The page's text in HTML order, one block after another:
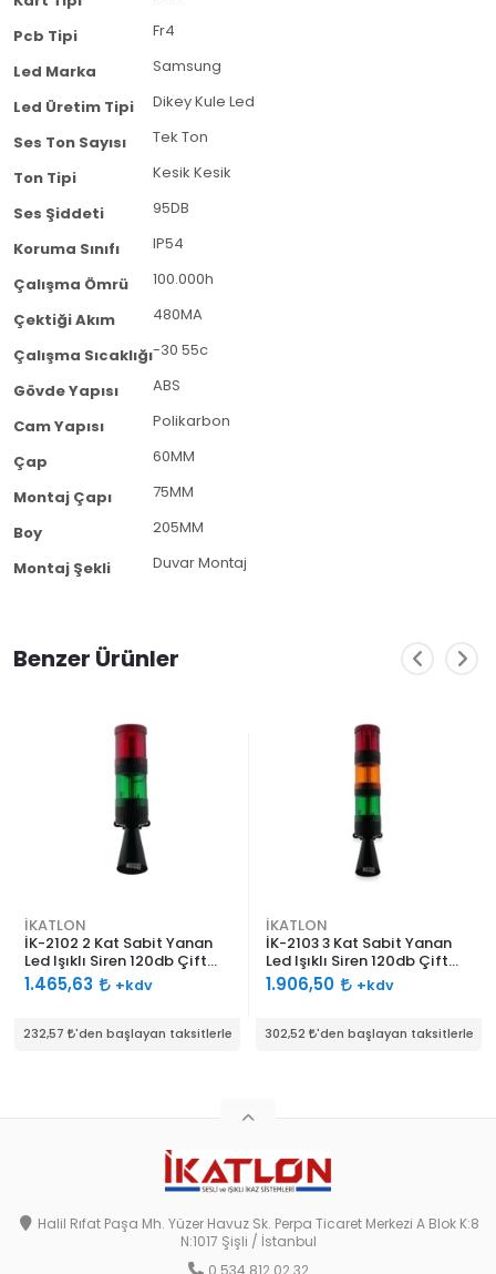
Pcb Tipi Fr4
Led Marka Samsung
Led Üretim Tipi Dikey Kule Led
Ses Ton Sayısı Tek Ton
Ton Tipi Kesik Kesik
Ses Şiddeti 95DB
Koruma Sınıfı IP54
Çalışma Ömrü 100.000h
Çektiği Akım 480MA
Çalışma Sıcaklığı-30 55c
Gövde Yapısı ABS
Cam Yapısı Polikarbon
Çap 60MM
Montaj Çapı 75MM
Boy 205MM
Montaj Şekli Duvar Montaj
Benzer Ürünler
232,57 'den başlayan taksitlerle
İKATLON
İK-2102 2 Kat Sabit Yanan
Led Işıklı Siren 120db Çift
Ses Borulu
1.465,63 +kdv
302,52 'den başlayan taksitlerle
İKATLON
İK-2103 3 Kat Sabit Yanan
Led Işıklı Siren 120db Çift
Ses Borulu
1.906,50 +kdv
Halil Rıfat Paşa Mh. Yüzer Havuz Sk. Perpa Ticaret Merkezi A Blok K:8
N:1017 Şişli / İstanbul
0 534 812 02 32